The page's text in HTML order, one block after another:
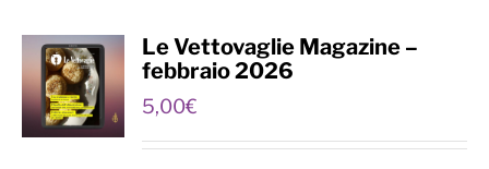
Le Vettovaglie Magazine –
febbraio 2026
5,00€